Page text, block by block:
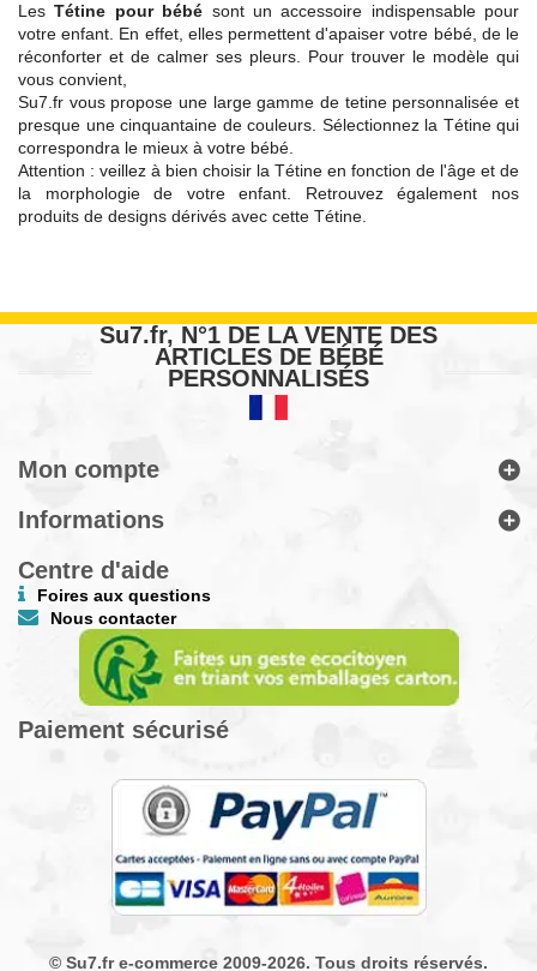
LesTétine pour bébé sont un accessoire indispensable pour
votre enfant. En effet, elles permettent d'apaiser votre bébé, de le
réconforter et de calmer ses pleurs. Pour trouver le modèle qui
vous convient,
Su7.fr vous propose une large gamme de tetine personnalisée et
presque une cinquantaine de couleurs. Sélectionnez la Tétine qui
correspondra le mieux à votre bébé.
Attention : veillez à bien choisir la Tétine en fonction de l'âge et de
la morphologie de votre enfant. Retrouvez également nos
produits de designs dérivés avec cette Tétine.
Su7.fr, N°1 DE LA VENTE DES
ARTICLES DE BÉBÉ
PERSONNALISÉS
Mon compte
Informations
Centre d'aide
Foires aux questions
Nous contacter
Paiement sécurisé
© Su7.fr e-commerce 2009-2026. Tous droits réservés.